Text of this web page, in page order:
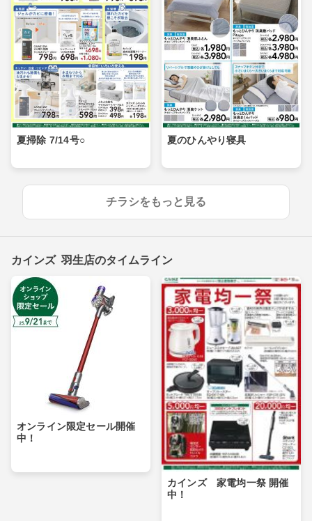
夏掃除 7/14号○ 夏のひんやり寝具
チラシをもっと見る
カインズ 羽生店のタイムライン
オンライン限定セール開催
中！
カインズ 家電均一祭 開催
中！